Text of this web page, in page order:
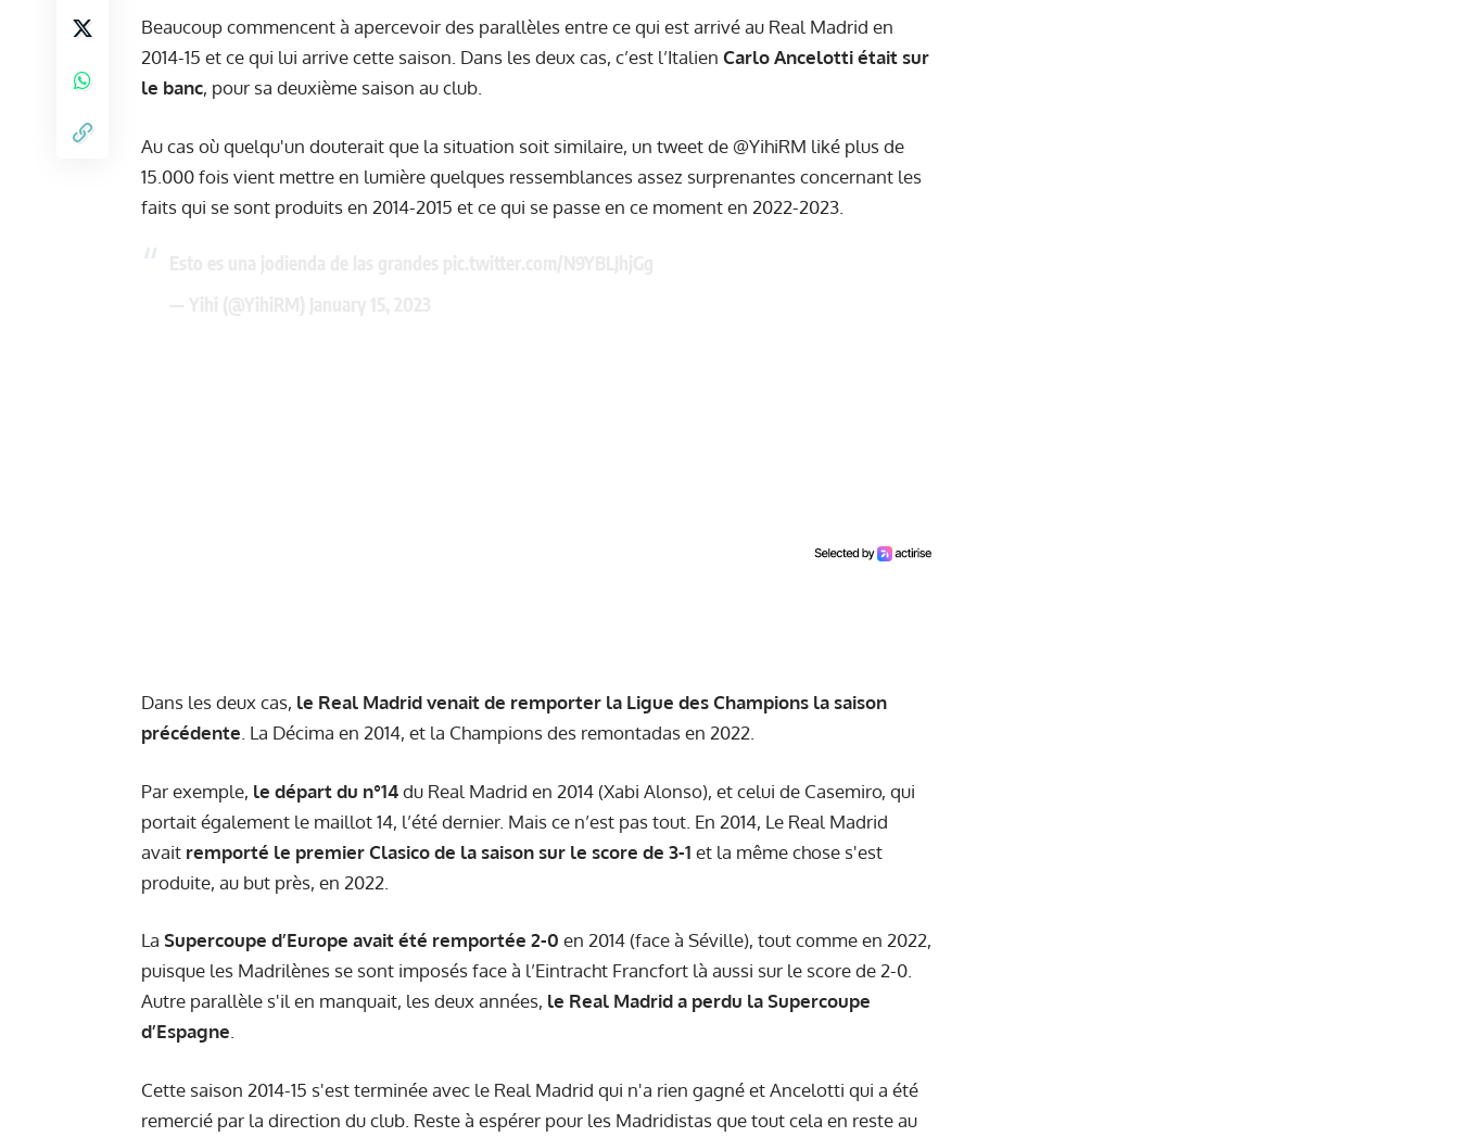
Beaucoup commencent à apercevoir des parallèles entre ce qui est arrivé au Real Madrid en
2014-15 et ce qui lui arrive cette saison. Dans les deux cas, c’est l’Italien Carlo Ancelotti était sur
le banc, pour sa deuxième saison au club.
Au cas où quelqu'un douterait que la situation soit similaire, un tweet de @YihiRM liké plus de
15.000 fois vient mettre en lumière quelques ressemblances assez surprenantes concernant les
faits qui se sont produits en 2014-2015 et ce qui se passe en ce moment en 2022-2023.
Dans les deux cas, le Real Madrid venait de remporter la Ligue des Champions la saison
précédente . La Décima en 2014, et la Champions des remontadas en 2022.
Par exemple, le départ du n°14du Real Madrid en 2014 (Xabi Alonso), et celui de Casemiro, qui
portait également le maillot 14, l’été dernier. Mais ce n’est pas tout. En 2014, Le Real Madrid
avait remporté le premier Clasico de la saison sur le score de 3-1 et la même chose s'est
produite, au but près, en 2022.
La Supercoupe d’Europe avait été remportée 2-0 en 2014 (face à Séville), tout comme en 2022,
puisque les Madrilènes se sont imposés face à l’Eintracht Francfort là aussi sur le score de 2-0.
Autre parallèle s'il en manquait, les deux années, le Real Madrid a perdu la Supercoupe
d’Espagne
Cette saison 2014-15 s'est terminée avec le Real Madrid qui n'a rien gagné et Ancelotti qui a été
remercié par la direction du club. Reste à espérer pour les Madridistas que tout cela en reste au